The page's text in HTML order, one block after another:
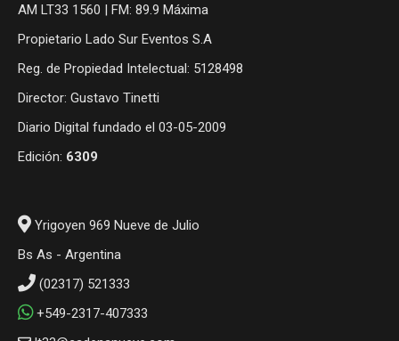
AM LT33 1560 | FM: 89.9 Máxima
Propietario Lado Sur Eventos S.A
Reg. de Propiedad Intelectual: 5128498
Director: Gustavo Tinetti
Diario Digital fundado el 03-05-2009
Edición: 6309
Yrigoyen 969 Nueve de Julio
Bs As - Argentina
(02317) 521333
+549-2317-407333